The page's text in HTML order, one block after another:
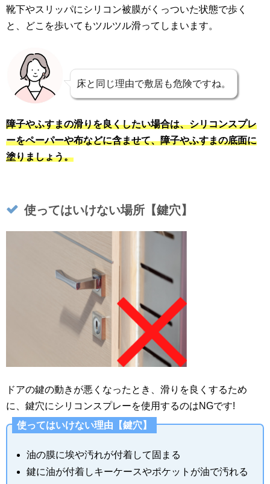
靴下やスリッパにシリコン被膜がくっついた状態で歩く
と、どこを歩いてもツルツル滑ってしまいます。
床と同じ理由で敷居も危険ですね。
障子やふすまの滑りを良くしたい場合は、シリコンスプレ
ーをペーパーや布などに含ませて、障子やふすまの底面に
塗りましょう。
使ってはいけない場所【鍵穴】
ドアの鍵の動きが悪くなったとき、滑りを良くするため
に、鍵穴にシリコンスプレーを使用するのはNGです!
使ってはいけない理由【鍵穴】
油の膜に埃や汚れが付着して固まる
鍵に油が付着しキーケースやポケットが油で汚れる